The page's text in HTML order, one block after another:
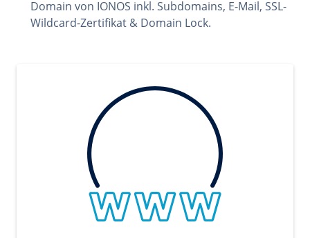
Domain von IONOS inkl. Subdomains, E-Mail, SSL-
Wildcard-Zertifikat & Domain Lock.